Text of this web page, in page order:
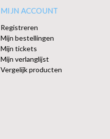
MIJN ACCOUNT
Registreren
Mijn bestellingen
Mijn tickets
Mijn verlanglijst
Vergelijk producten